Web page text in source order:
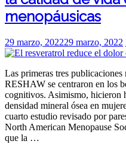
Uña
de
puede
apoyar
tratamiento
de
la
enfermedad
de
Lyme
menopáusicas
Posted
on
29 marzo, 202229 marzo, 2022
Las primeras tres
RESHAW se centraron en los
cognitivos. Asimismo, hicieron
densidad mineral ósea en
cuarto estudio revisado por
North American Menopause
que la …